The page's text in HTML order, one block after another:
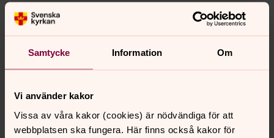
Samtycke Information Om
Vi använder kakor
Vissa av våra kakor (cookies) är nödvändiga för att
webbplatsen ska fungera. Här finns också kakor för